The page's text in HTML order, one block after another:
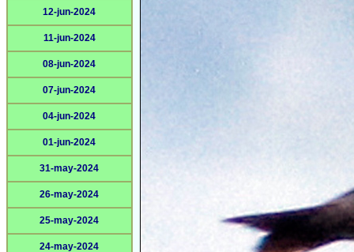
12-jun-2024
11-jun-2024
08-jun-2024
07-jun-2024
04-jun-2024
01-jun-2024
31-may-2024
26-may-2024
25-may-2024
24-may-2024